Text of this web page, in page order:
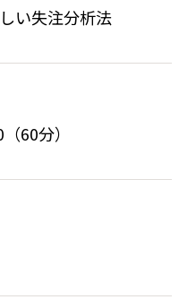
い失注分析法
60分）